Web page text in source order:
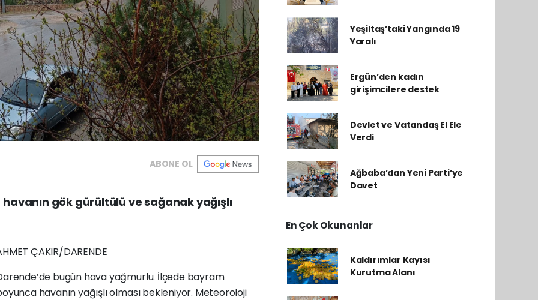
ABONE OL
gök gürültülü ve sağanak yağışlı
ÇAKIR/DARENDE
bugün hava yağmurlu. İlçede bayram
havanın yağışlı olması bekleniyor. Meteoroloji
Yeşiltaş’taki Yangında 19
Yaralı
Ergün’den kadın
girişimcilere destek
Devlet ve Vatandaş El Ele
Verdi
Ağbaba’dan Yeni Parti’ye
Davet
En Çok Okunanlar
Kaldırımlar Kayısı
Kurutma Alanı